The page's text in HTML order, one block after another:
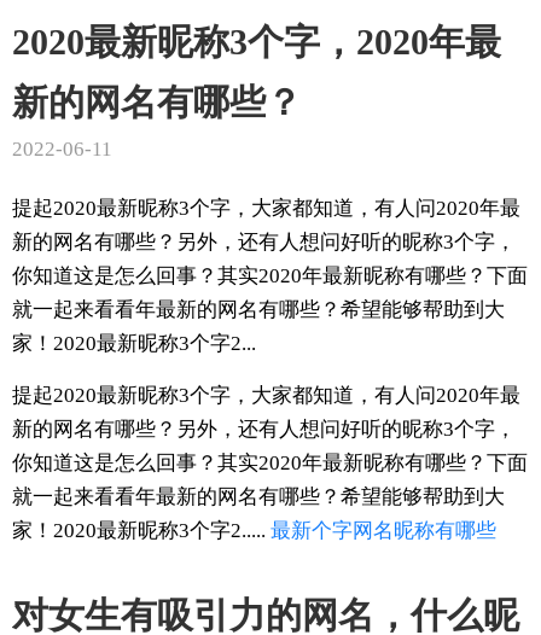
2020最新昵称3个字，2020年最
新的网名有哪些？
2022-06-11
提起2020最新昵称3个字，大家都知道，有人问2020年最
新的网名有哪些？另外，还有人想问好听的昵称3个字，
你知道这是怎么回事？其实2020年最新昵称有哪些？下面
就一起来看看年最新的网名有哪些？希望能够帮助到大
家！2020最新昵称3个字2...
提起2020最新昵称3个字，大家都知道，有人问2020年最
新的网名有哪些？另外，还有人想问好听的昵称3个字，
你知道这是怎么回事？其实2020年最新昵称有哪些？下面
就一起来看看年最新的网名有哪些？希望能够帮助到大
家！2020最新昵称3个字2..... 最新个字网名昵称有哪些
对女生有吸引力的网名，什么昵